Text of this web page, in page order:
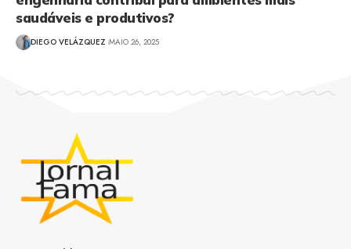
saudáveis e produtivos?
DIEGO VELÁZQUEZ MAIO 26, 2025